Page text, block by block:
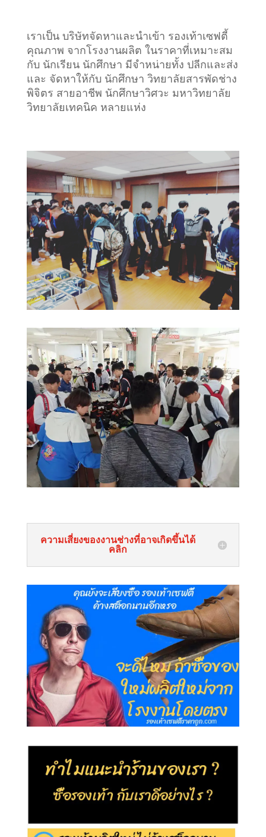
เราเป็น บริษัทจัดหาและนำเข้า รองเท้าเซฟตี้
คุณภาพ จากโรงงานผลิต ในราคาที่เหมาะสม
กับ นักเรียน นักศึกษา มีจำหน่ายทั้ง ปลีกและส่ง
และ จัดหาให้กับ นักศึกษา วิทยาลัยสารพัดช่าง
พิจิตร สายอาชีพ นักศึกษาวิศวะ มหาวิทยาลัย
วิทยาลัยเทคนิค หลายแห่ง
ความเสี่ยงของงานช่างที่อาจเกิดขึ้นได้
คลิก